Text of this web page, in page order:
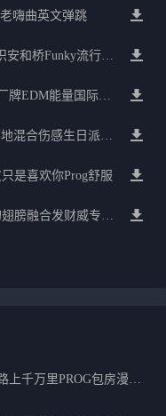
嗨曲英文弹跳
东南亚深情国语ProgHouse旋律交织安和桥Funky流行情怀串烧
巴西说唱珍藏旋律联合百大流行S厂牌EDM能量国际电音串烧
全英文Electro经典情怀祝贺新车落地混合伤感生日派对中文Club串烧
是喜欢你Prog舒服
车震串烧糖豆豆我们不一样天使的翅膀融合发财威专属金边太空仓节奏
夜店必放电鼓HOUSE外文超嗨联合爱的路上千万里PROG包房漫步上头